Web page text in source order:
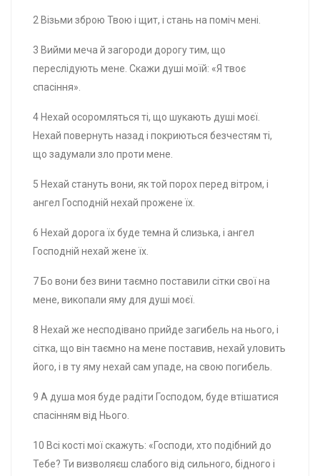
2 Візьми зброю Твою і щит, і стань на поміч мені.
3 Вийми меча й загороди дорогу тим, що
переслідують мене. Скажи душі моїй: «Я твоє
спасіння».
4 Нехай осоромляться ті, що шукають душі моєї.
Нехай повернуть назад і покриються безчестям ті,
що задумали зло проти мене.
5 Нехай стануть вони, як той порох перед вітром, і
ангел Господній нехай прожене їх.
6 Нехай дорога їх буде темна й слизька, і ангел
Господній нехай жене їх.
7 Бо вони без вини таємно поставили сітки свої на
мене, викопали яму для душі моєї.
8 Нехай же несподівано прийде загибель на нього, і
сітка, що він таємно на мене поставив, нехай уловить
його, і в ту яму нехай сам упаде, на свою погибель.
9 А душа моя буде радіти Господом, буде втішатися
спасінням від Нього.
10 Всі кості мої скажуть: «Господи, хто подібний до
Тебе? Ти визволяєш слабого від сильного, бідного і